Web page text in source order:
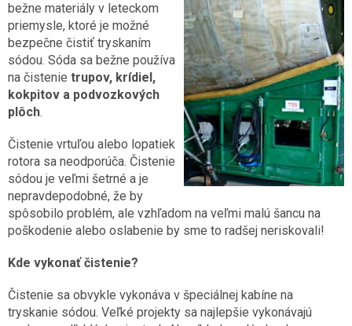
bežne materiály v leteckom
priemysle, ktoré je možné
bezpečne čistiť tryskaním
sódou. Sóda sa bežne používa
na čistenie trupov, krídiel,
kokpitov a podvozkových
plôch.
Čistenie vrtuľou alebo lopatiek
rotora sa neodporúča. Čistenie
sódou je veľmi šetrné a je
nepravdepodobné, že by
spôsobilo problém, ale vzhľadom na veľmi malú šancu na
poškodenie alebo oslabenie by sme to radšej neriskovali!
Kde vykonať čistenie?
Čistenie sa obvykle vykonáva v špeciálnej kabíne na
tryskanie sódou. Veľké projekty sa najlepšie vykonávajú